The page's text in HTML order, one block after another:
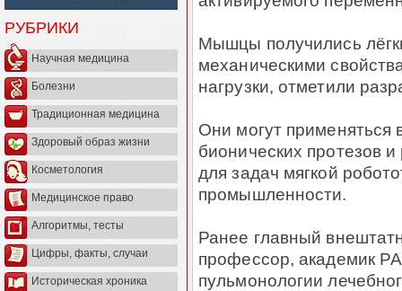
РУБРИКИ
Научная медицина
Болезни
Традиционная медицина
Здоровый образ жизни
Косметология
Медицинское право
Алгоритмы, тесты
Цифры, факты, случаи
Историческая хроника
Мышцы получились
механическими
нагрузки, отметили
Они могут
бионических протезов
для задач мягкой
промышленности.
Ранее главный
профессор, академик
пульмонологии